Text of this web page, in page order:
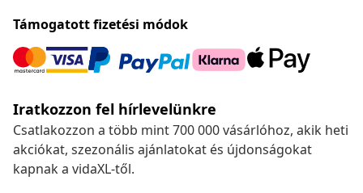
Támogatott fizetési módok
Iratkozzon fel hírlevelünkre
Csatlakozzon a több mint 700 000 vásárlóhoz, akik heti
akciókat, szezonális ajánlatokat és újdonságokat
kapnak a vidaXL-től.